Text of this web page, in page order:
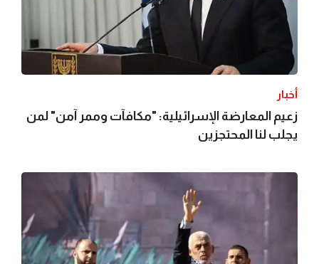
أخبار
زعيم المعارضة الإسرائيلية: "مكافآت وممر آمن" لمن
يجلب لنا المحتجزين